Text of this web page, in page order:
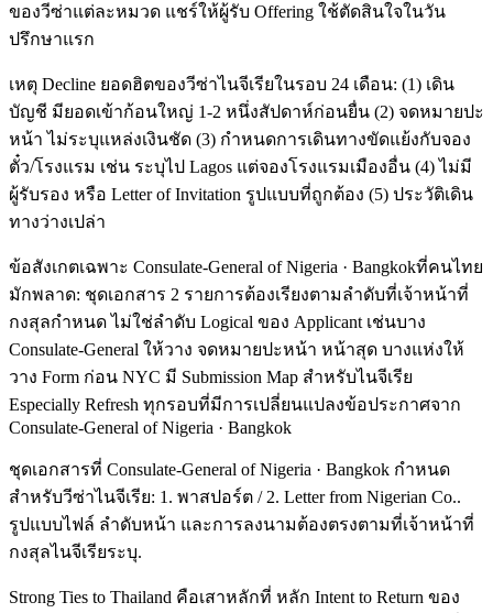
ของวีซ่าแต่ละหมวด แชร์ให้ผู้รับ Offering ใช้ตัดสินใจในวัน
ปรึกษาแรก
เหตุ Decline ยอดฮิตของวีซ่าไนจีเรียในรอบ 24 เดือน: (1) เดิน
บัญชี มียอดเข้าก้อนใหญ่ 1-2 หนึ่งสัปดาห์ก่อนยื่น (2) จดหมายปะ
หน้า ไม่ระบุแหล่งเงินชัด (3) กำหนดการเดินทางขัดแย้งกับจอง
ตั๋ว/โรงแรม เช่น ระบุไป Lagos แต่จองโรงแรมเมืองอื่น (4) ไม่มี
ผู้รับรอง หรือ Letter of Invitation รูปแบบที่ถูกต้อง (5) ประวัติเดิน
ทางว่างเปล่า
ข้อสังเกตเฉพาะ Consulate-General of Nigeria · Bangkokที่คนไทย
มักพลาด: ชุดเอกสาร 2 รายการต้องเรียงตามลำดับที่เจ้าหน้าที่
กงสุลกำหนด ไม่ใช่ลำดับ Logical ของ Applicant เช่นบาง
Consulate-General ให้วาง จดหมายปะหน้า หน้าสุด บางแห่งให้
วาง Form ก่อน NYC มี Submission Map สำหรับไนจีเรีย
Especially Refresh ทุกรอบที่มีการเปลี่ยนแปลงข้อประกาศจาก
Consulate-General of Nigeria · Bangkok
ชุดเอกสารที่ Consulate-General of Nigeria · Bangkok กำหนด
สำหรับวีซ่าไนจีเรีย: 1. พาสปอร์ต / 2. Letter from Nigerian Co..
รูปแบบไฟล์ ลำดับหน้า และการลงนามต้องตรงตามที่เจ้าหน้าที่
กงสุลไนจีเรียระบุ.
Strong Ties to Thailand คือเสาหลักที่ หลัก Intent to Return ของ